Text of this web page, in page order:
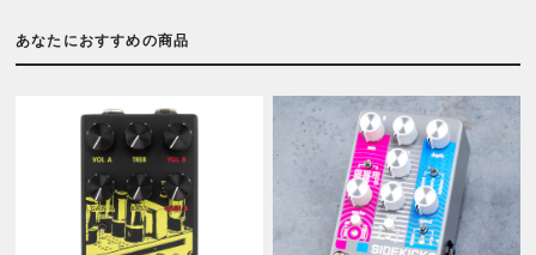
あなたにおすすめの商品